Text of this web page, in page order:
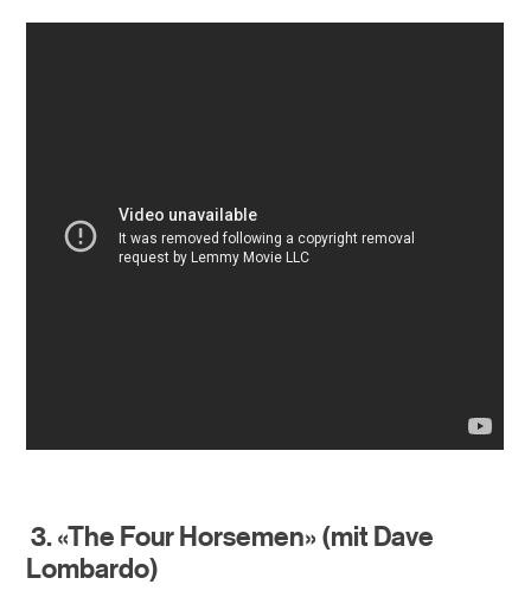
3. «The Four Horsemen» (mit Dave
Lombardo)